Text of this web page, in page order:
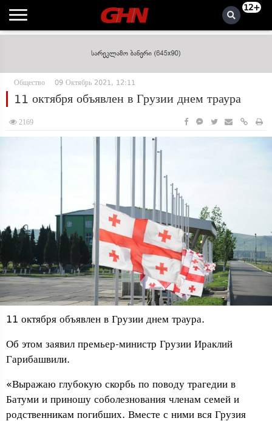
12+
Общество 09 Октябрь 2021, 12:11
11 октября объявлен в Грузии днем ​​траура
2169
11 октября объявлен в Грузии днем ​​траура.
Об этом заявил премьер-министр Грузии Ираклий
Гарибашвили.
«Выражаю глубокую скорбь по поводу трагедии в
Батуми и приношу соболезнования членам семей и
родственникам погибших. Вместе с ними вся Грузия